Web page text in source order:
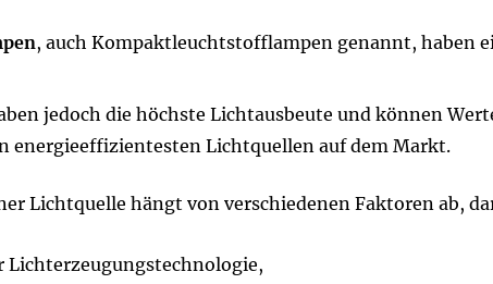
, auch Kompaktleuchtstofflampen genannt, haben
jedoch die höchste Lichtausbeute und können
energieeffizientesten Lichtquellen auf dem Markt.
Lichtquelle hängt von verschiedenen Faktoren ab,
Lichterzeugungstechnologie,